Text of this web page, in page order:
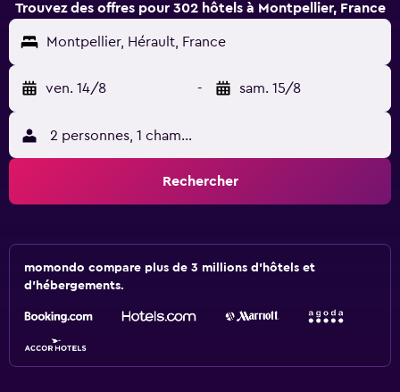
Trouvez des offres pour 302 hôtels à Montpellier, France
Montpellier, Hérault, France
ven. 14/8 - sam. 15/8
2 personnes, 1 chambre
Rechercher
momondo compare plus de 3 millions d'hôtels et
d'hébergements.